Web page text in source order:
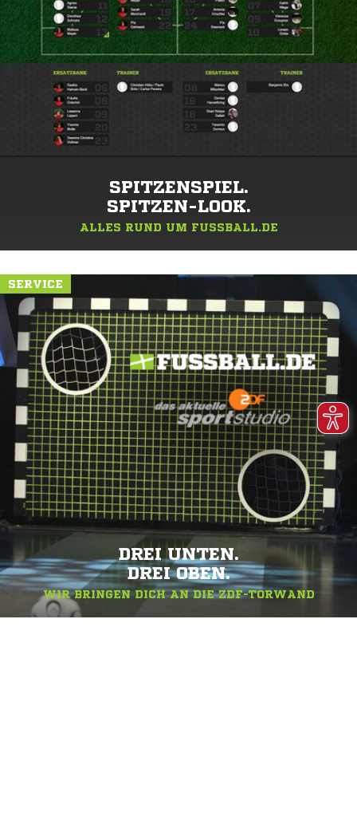
SPITZENSPIEL.
SPITZEN-LOOK.
ALLES RUND UM FUSSBALL.DE
SERVICE
DREI UNTEN.
DREI OBEN.
WIR BRINGEN DICH AN DIE ZDF-TORWAND